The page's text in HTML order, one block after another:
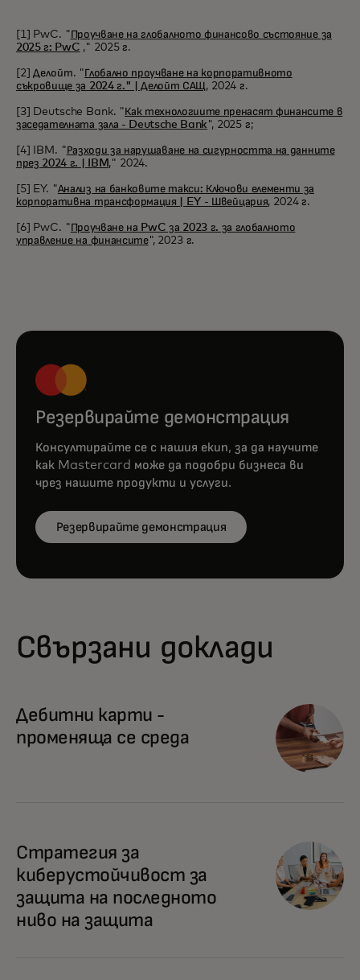
[1] PwC. " Проучване на глобалното финансово състояние за
2025 г: PwC ," 2025 г.
[2] Делойт. " Глобално проучване на корпоративното
съкровище за 2024 г." | Делойт САЩ, 2024 г.
[3] Deutsche Bank. " Как технологиите пренасят финансите в
заседателната зала - Deutsche Bank ", 2025 г;
[4] IBM. " Разходи за нарушаване на сигурността на данните
през 2024 г. | IBM," 2024.
[5] EY. "Анализ на банковите такси: Ключови елементи за
корпоративна трансформация | EY - Швейцария, 2024 г.
[6] PwC. " Проучване на PwC за 2023 г. за глобалното
управление на финансите", 2023 г.
Резервирайте демонстрация
Консултирайте се с нашия екип, за да научите
как Mastercard може да подобри бизнеса ви
чрез нашите продукти и услуги.
Резервирайте демонстрация
Свързани доклади
Дебитни карти -
променяща се среда
Стратегия за
киберустойчивост за
защита на последното
ниво на защита